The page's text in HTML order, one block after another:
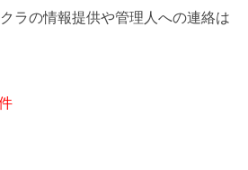
ラの情報提供や管理人への連絡は